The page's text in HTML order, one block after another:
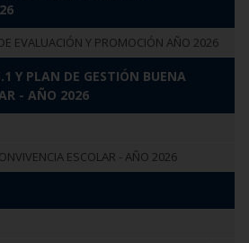
EVALUACIÓN Y PROMOCIÓN AÑO 2026
Y PLAN DE GESTIÓN BUENA
- AÑO 2026
ESCOLAR - AÑO 2026